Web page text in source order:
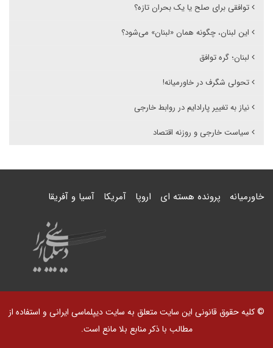
توافقی برای صلح یا یک بحران تازه؟
این لبنان، چگونه همان «لبنان» می‌شود؟
لبنان؛ گره توافق
تحولی شگرف در خاورمیانه!
نیاز به تغییر پارادایم در روابط خارجی
سیاست خارجی و روزنه اقتصاد
خاورمیانه پرونده هسته ای اروپا آمریکا آسیا و آفریقا
© کلیه حقوق قانونی این سایت متعلق به سایت دیپلماسی ایرانی و استفاده از
مطالب با ذکر منابع بلا مانع است.